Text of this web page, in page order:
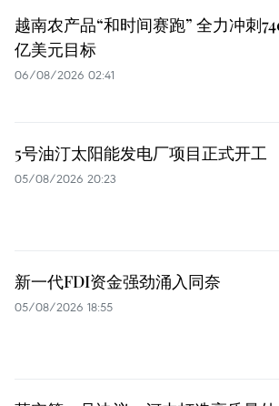
越南农产品“和时间赛跑” 全力冲刺
亿美元目标
06/08/2026 02:41
5号油汀太阳能发电厂项目正式开工
05/08/2026 20:23
新一代FDI资金强劲涌入同奈
05/08/2026 18:55